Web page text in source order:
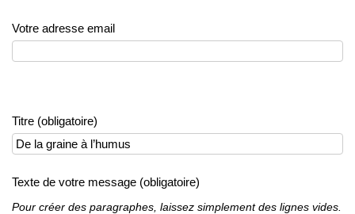
Votre adresse email
Titre (obligatoire)
Texte de votre message (obligatoire)
Pour créer des paragraphes, laissez simplement des lignes vides.